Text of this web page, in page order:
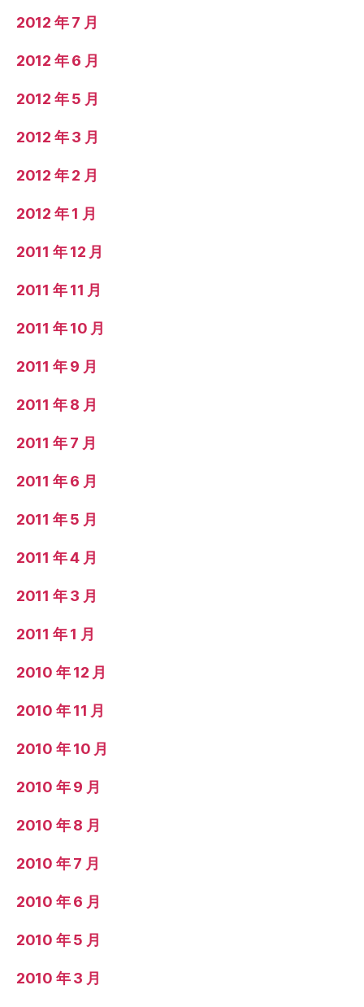
2012 年 7 月
2012 年 6 月
2012 年 5 月
2012 年 3 月
2012 年 2 月
2012 年 1 月
2011 年 12 月
2011 年 11 月
2011 年 10 月
2011 年 9 月
2011 年 8 月
2011 年 7 月
2011 年 6 月
2011 年 5 月
2011 年 4 月
2011 年 3 月
2011 年 1 月
2010 年 12 月
2010 年 11 月
2010 年 10 月
2010 年 9 月
2010 年 8 月
2010 年 7 月
2010 年 6 月
2010 年 5 月
2010 年 3 月